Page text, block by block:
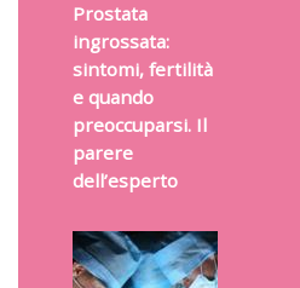
Prostata
ingrossata:
sintomi, fertilità
e quando
preoccuparsi. Il
parere
dell’esperto